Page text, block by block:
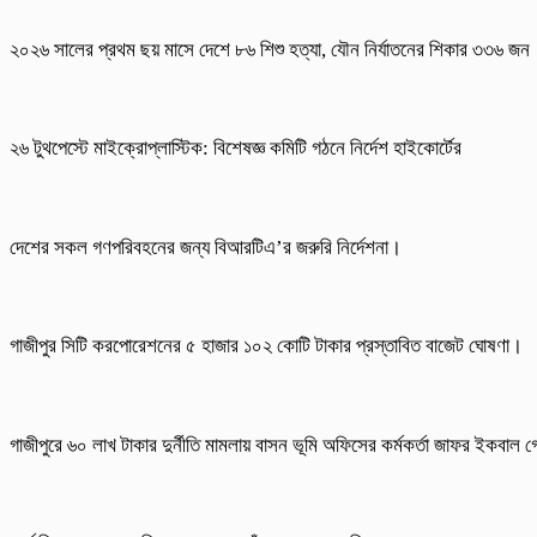
২০২৬ সালের প্রথম ছয় মাসে দেশে ৮৬ শিশু হত্যা, যৌন নির্যাতনের শিকার ৩৩৬ জন
২৬ টুথপেস্টে মাইক্রোপ্লাস্টিক: বিশেষজ্ঞ কমিটি গঠনে নির্দেশ হাইকোর্টের
দেশের সকল গণপরিবহনের জন্য বিআরটিএ’র জরুরি নির্দেশনা।
গাজীপুর সিটি করপোরেশনের ৫ হাজার ১০২ কোটি টাকার প্রস্তাবিত বাজেট ঘোষণা‌।
গাজীপুরে ৬০ লাখ টাকার দুর্নীতি মামলায় বাসন ভূমি অফিসের কর্মকর্তা জাফর ইকবাল